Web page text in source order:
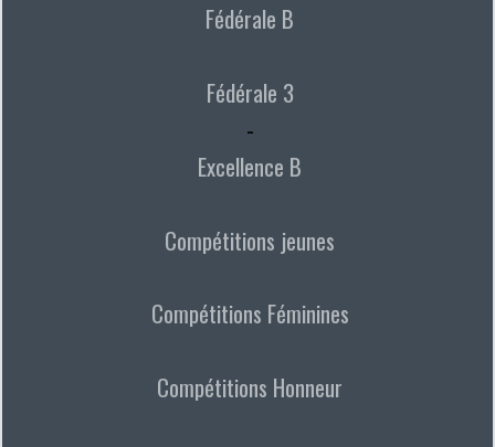
Fédérale B
Fédérale 3
-
Excellence B
Compétitions jeunes
Compétitions Féminines
Compétitions Honneur